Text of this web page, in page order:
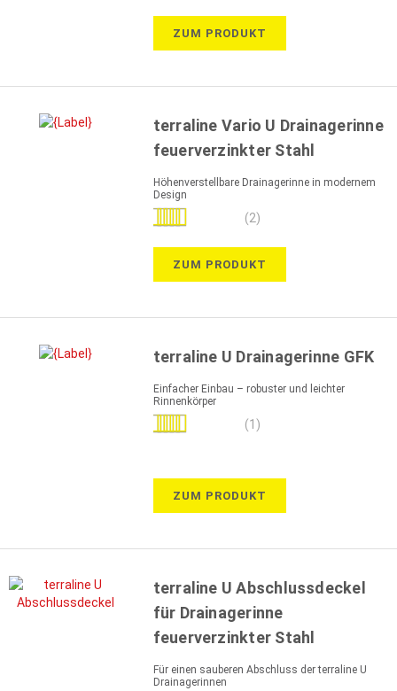
ZUM PRODUKT
terraline Vario U Drainagerinne
feuerverzinkter Stahl
Höhenverstellbare Drainagerinne in modernem
Design
Bewertung:
(2)
ZUM PRODUKT
terraline U Drainagerinne GFK
Einfacher Einbau – robuster und leichter
Rinnenkörper
Bewertung:
(1)
ZUM PRODUKT
terraline U Abschlussdeckel
für Drainagerinne
feuerverzinkter Stahl
Für einen sauberen Abschluss der terraline U
Drainagerinnen